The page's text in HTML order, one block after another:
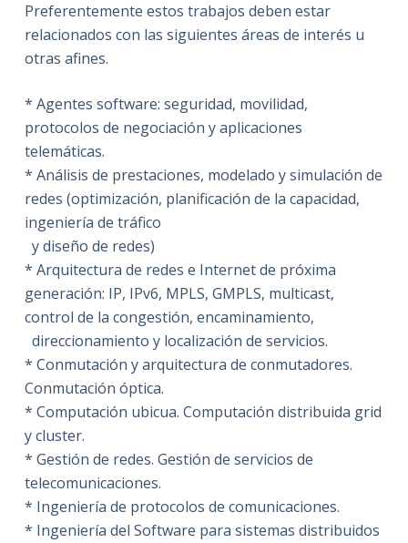
Preferentemente estos trabajos deben estar
relacionados con las siguientes áreas de interés u
otras afines.
* Agentes software: seguridad, movilidad,
protocolos de negociación y aplicaciones
telemáticas.
* Análisis de prestaciones, modelado y simulación de
redes (optimización, planificación de la capacidad,
ingeniería de tráfico
y diseño de redes)
* Arquitectura de redes e Internet de próxima
generación: IP, IPv6, MPLS, GMPLS, multicast,
control de la congestión, encaminamiento,
direccionamiento y localización de servicios.
* Conmutación y arquitectura de conmutadores.
Conmutación óptica.
* Computación ubicua. Computación distribuida grid
y cluster.
* Gestión de redes. Gestión de servicios de
telecomunicaciones.
* Ingeniería de protocolos de comunicaciones.
* Ingeniería del Software para sistemas distribuidos